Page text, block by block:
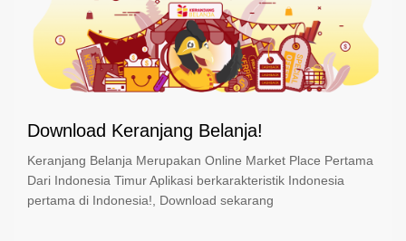
Download Keranjang Belanja!
Keranjang Belanja Merupakan Online Market Place Pertama
Dari Indonesia Timur Aplikasi berkarakteristik Indonesia
pertama di Indonesia!, Download sekarang